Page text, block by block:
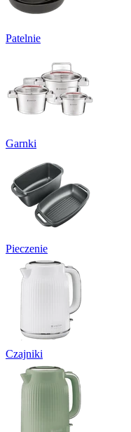
Patelnie
Garnki
Pieczenie
Czajniki